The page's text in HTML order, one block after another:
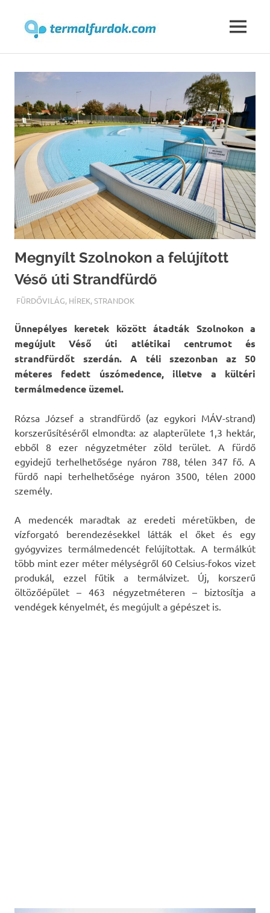
MENU
Megnyílt Szolnokon a felújított
Véső úti Strandfürdő
TERMALFURDOK.COM
FÜRDŐVILÁG, HÍREK,STRANDOK
Ünnepélyes keretek között átadták Szolnokon a
megújult Véső úti atlétikai centrumot és
strandfürdőt szerdán. A téli szezonban az 50
méteres fedett úszómedence, illetve a kültéri
termálmedence üzemel.
Rózsa József a strandfürdő (az egykori MÁV-strand)
korszerűsítéséről elmondta: az alapterülete 1,3 hektár,
ebből 8 ezer négyzetméter zöld terület. A fürdő
egyidejű terhelhetősége nyáron 788, télen 347 fő. A
fürdő napi terhelhetősége nyáron 3500, télen 2000
személy.
A medencék maradtak az eredeti méretükben, de
vízforgató berendezésekkel látták el őket és egy
gyógyvizes termálmedencét felújítottak. A termálkút
több mint ezer méter mélységről 60 Celsius-fokos vizet
produkál, ezzel fűtik a termálvizet. Új, korszerű
öltözőépület – 463 négyzetméteren – biztosítja a
vendégek kényelmét, és megújult a gépészet is.